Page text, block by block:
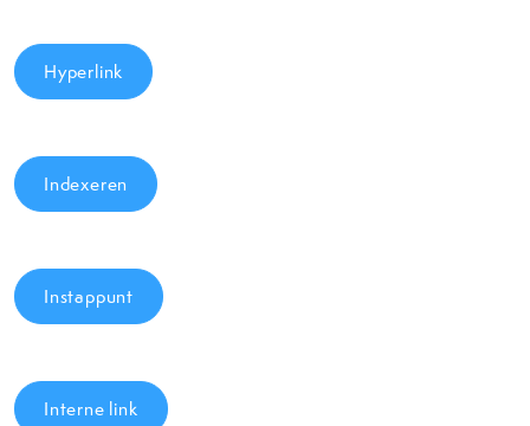
Hyperlink
Indexeren
Instappunt
Interne link